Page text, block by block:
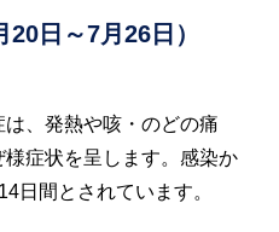
日～7月26日）
、発熱や咳・のどの痛
症状を呈します。感染か
日間とされています。